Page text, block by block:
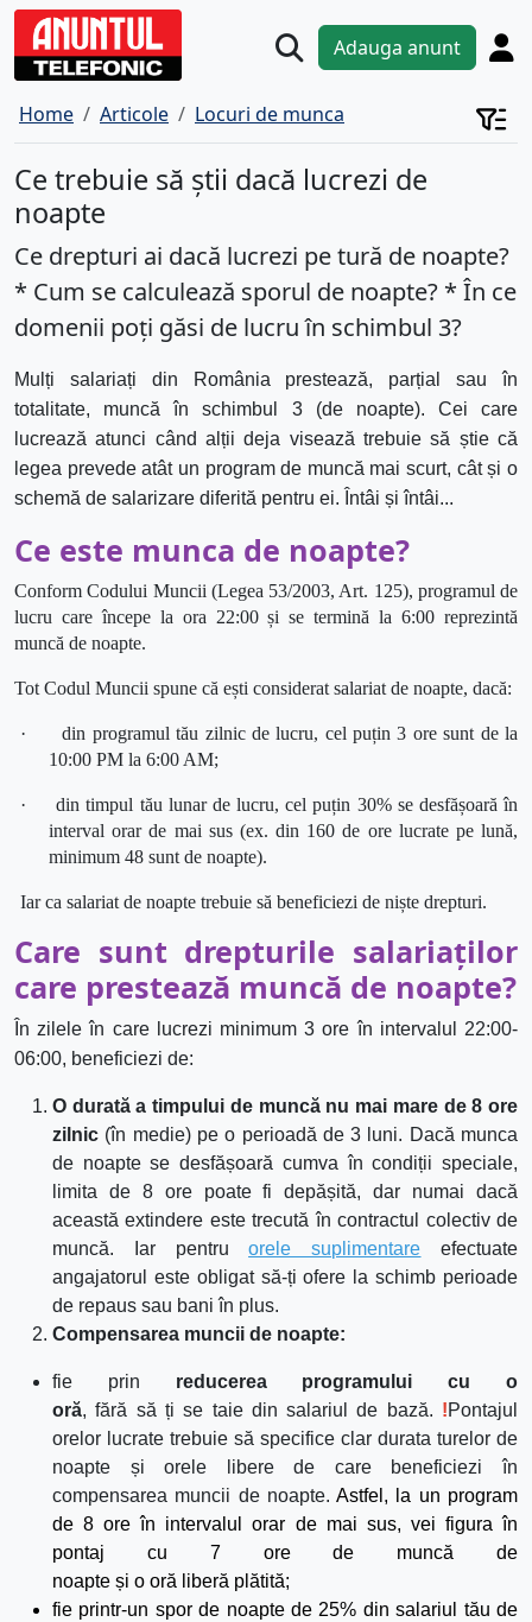
Adauga anunt
Home Articole Locuri de munca
Ce trebuie să știi dacă lucrezi de
noapte
Ce drepturi ai dacă lucrezi pe tură de noapte?
* Cum se calculează sporul de noapte? * În ce
domenii poți găsi de lucru în schimbul 3?
Mulți salariați din România prestează, parțial sau în
totalitate, muncă în schimbul 3 (de noapte). Cei care
lucrează atunci când alții deja visează trebuie să știe că
legea prevede atât un program de muncă mai scurt, cât și o
schemă de salarizare diferită pentru ei. Întâi și întâi...
Ce este munca de noapte?
Conform Codului Muncii (Legea 53/2003, Art. 125), programul de
lucru care începe la ora 22:00 și se termină la 6:00 reprezintă
muncă de noapte.
Tot Codul Muncii spune că ești considerat salariat de noapte, dacă:
·
din programul tău zilnic de lucru, cel puțin 3 ore sunt de la
10:00 PM la 6:00 AM;
·
din timpul tău lunar de lucru, cel puțin 30% se desfășoară în
interval orar de mai sus (ex. din 160 de ore lucrate pe lună,
minimum 48 sunt de noapte).
Iar ca salariat de noapte trebuie să beneficiezi de niște drepturi.
Care sunt drepturile salariaților
care prestează muncă de noapte?
În zilele în carelucrezi minimum 3 oreîn intervalul 22:00-
06:00, beneficiezi de:
O durată a timpului de muncă nu mai mare de 8 ore
zilnic (în medie) pe o perioadă de 3 luni. Dacă munca
de noapte se desfășoară cumva în condiții speciale,
limita de 8 ore poate fi depășită, dar numai dacă
această extindere este trecută în contractul colectiv de
muncă. Iar pentruorele suplimentare efectuate
angajatorul este obligat să-ți ofere la schimb perioade
de repaus sau bani în plus.
Compensarea muncii de noapte:
fie prin
reducerea programului cu o
oră,fără să ți se taie din salariul de bază. !Pontajul
orelor lucrate trebuie să specifice clar durata turelor de
noapte și orele libere de care beneficiezi în
compensarea muncii de noapte.Astfel, la un program
de 8 oreîn intervalul orar de mai sus, vei figura în
pontaj cu 7 ore de muncă de
noapte și o oră liberă plătită;
fie printr-un sporde noapte de 25% din salariul tău de